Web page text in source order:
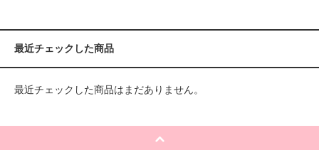
最近チェックした商品
最近チェックした商品はまだありません。